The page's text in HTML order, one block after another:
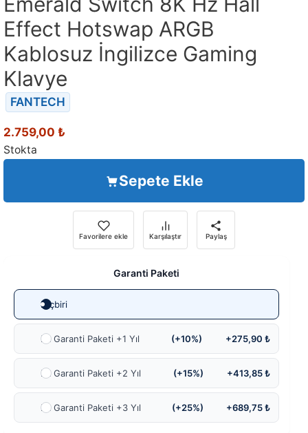
Effect Hotswap ARGB
Kablosuz İngilizce Gaming
Klavye
FANTECH
2.759,00 ₺
Stokta
Sepete Ekle
Favorilere ekle Karşılaştır Paylaş
Garanti Paketi
Hiçbiri
Ek Garanti Paketi +1 Yıl (+10%) +275,90 ₺
Ek Garanti Paketi +2 Yıl (+15%) +413,85 ₺
Ek Garanti Paketi +3 Yıl (+25%) +689,75 ₺